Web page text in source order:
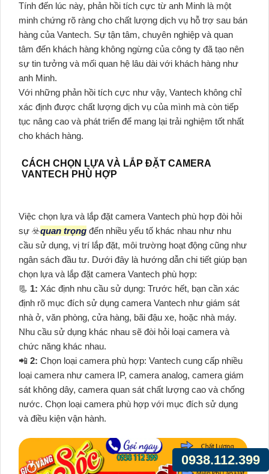
Tính đến lúc này, phản hồi tích cực từ anh Minh là một
minh chứng rõ ràng cho chất lượng dịch vụ hỗ trợ sau bán
hàng của Vantech. Sự tận tâm, chuyên nghiệp và quan
tâm đến khách hàng không ngừng của công ty đã tạo nên
sự tin tưởng và mối quan hệ lâu dài với khách hàng như
anh Minh.
Với những phản hồi tích cực như vậy, Vantech không chỉ
xác định được chất lượng dịch vụ của mình mà còn tiếp
tục nâng cao và phát triển để mang lại trải nghiệm tốt nhất
cho khách hàng.
CÁCH CHỌN LỰA VÀ LẮP ĐẶT CAMERA
VANTECH PHÙ HỢP
Việc chọn lựa và lắp đặt camera Vantech phù hợp đòi hỏi
sự ☣️quan trọng đến nhiều yếu tố khác nhau như nhu
cầu sử dụng, vị trí lắp đặt, môi trường hoạt động cũng như
ngân sách đầu tư. Dưới đây là hướng dẫn chi tiết giúp bạn
chọn lựa và lắp đặt camera Vantech phù hợp:
📃 1: Xác định nhu cầu sử dụng: Trước hết, bạn cần xác
định rõ mục đích sử dụng camera Vantech như giám sát
nhà ở, văn phòng, cửa hàng, bãi đậu xe, hoặc nhà máy.
Nhu cầu sử dụng khác nhau sẽ đòi hỏi loại camera và
chức năng khác nhau.
📲 2: Chọn loại camera phù hợp: Vantech cung cấp nhiều
loại camera như camera IP, camera analog, camera giám
sát không dây, camera quan sát chất lượng cao và chống
nước. Chọn loại camera phù hợp với mục đích sử dụng
và điều kiện vận hành.
0938.112.399